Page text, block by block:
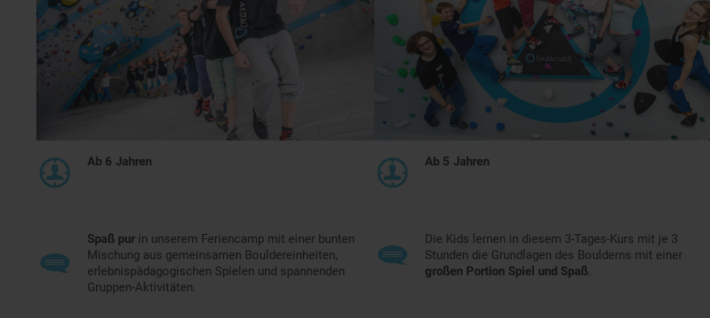
Ab 6 Jahren
Spaß pur in unserem Feriencamp mit einer bunten
Mischung aus gemeinsamen Bouldereinheiten,
erlebnispädagogischen Spielen und spannenden
Gruppen-Aktivitäten.
Ab 5 Jahren
Die Kids lernen in diesem 3-Tages-Kurs mit je 3
Stunden die Grundlagen des Boulderns mit einer
großen Portion Spiel und Spaß.